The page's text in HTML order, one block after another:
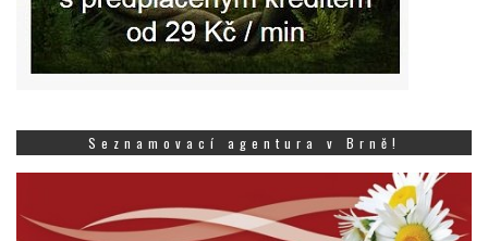
Seznamovací agentura v Brně!